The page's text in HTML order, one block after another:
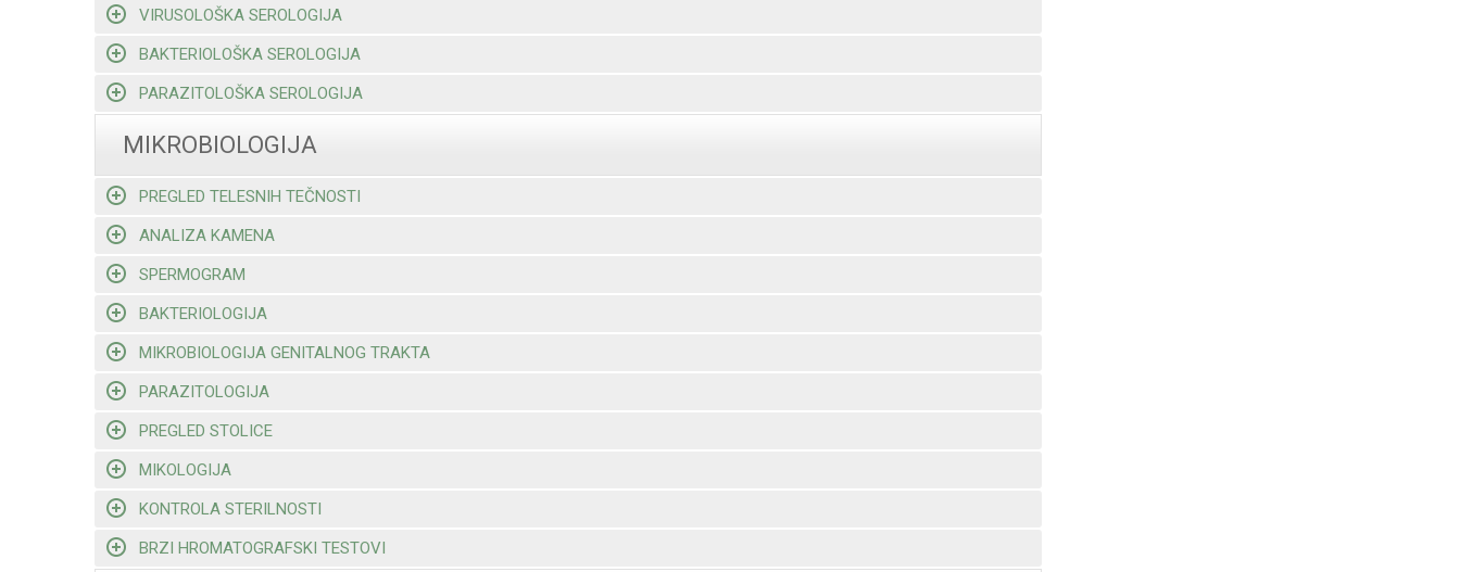
VIRUSOLOŠKA SEROLOGIJA
BAKTERIOLOŠKA SEROLOGIJA
PARAZITOLOŠKA SEROLOGIJA
MIKROBIOLOGIJA
PREGLED TELESNIH TEČNOSTI
ANALIZA KAMENA
SPERMOGRAM
BAKTERIOLOGIJA
MIKROBIOLOGIJA GENITALNOG TRAKTA
PARAZITOLOGIJA
PREGLED STOLICE
MIKOLOGIJA
KONTROLA STERILNOSTI
BRZI HROMATOGRAFSKI TESTOVI